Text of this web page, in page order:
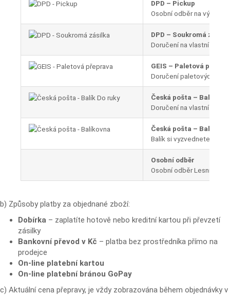
DPD – Pickup
Osobní odběr na
DPD – Soukromá
Doručení na vlastní
GEIS – Paletová
Doručení paletových
Česká pošta – Balík Do
Doručení na vlastní
Česká pošta –
Balík si vyzvednete na
Osobní odběr
Osobní odběr Lesní 253/
b) Způsoby platby za objednané zboží:
Dobírka – zaplatíte hotově nebo kreditní kartou při převzetí
zásilky
Bankovní převod v Kč – platba bez prostředníka přímo na
prodejce
On-line platební kartou
On-line platební bránou GoPay
c) Aktuální cena přepravy, je vždy zobrazována během objednávky v